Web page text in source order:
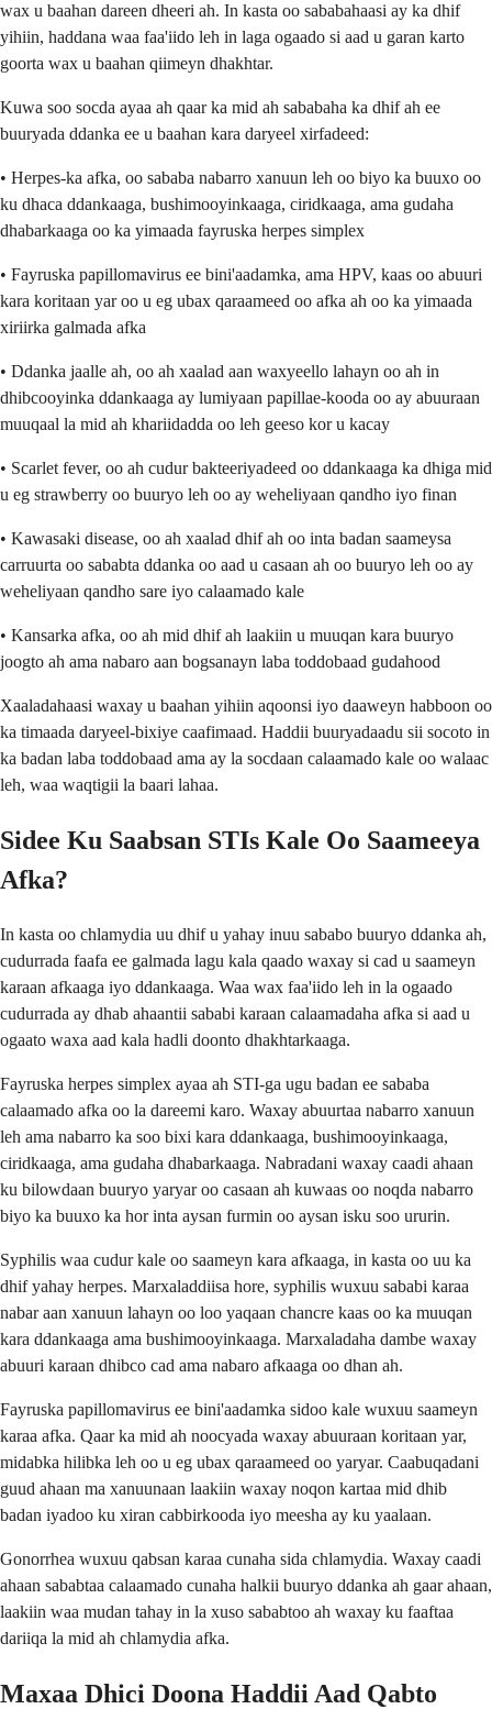
wax u baahan dareen dheeri ah. In kasta oo sababahaasi ay ka dhif
yihiin, haddana waa faa'iido leh in laga ogaado si aad u garan karto
goorta wax u baahan qiimeyn dhakhtar.
Kuwa soo socda ayaa ah qaar ka mid ah sababaha ka dhif ah ee
buuryada ddanka ee u baahan kara daryeel xirfadeed:
• Herpes-ka afka, oo sababa nabarro xanuun leh oo biyo ka buuxo oo
ku dhaca ddankaaga, bushimooyinkaaga, ciridkaaga, ama gudaha
dhabarkaaga oo ka yimaada fayruska herpes simplex
• Fayruska papillomavirus ee bini'aadamka, ama HPV, kaas oo abuuri
kara koritaan yar oo u eg ubax qaraameed oo afka ah oo ka yimaada
xiriirka galmada afka
• Ddanka jaalle ah, oo ah xaalad aan waxyeello lahayn oo ah in
dhibcooyinka ddankaaga ay lumiyaan papillae-kooda oo ay abuuraan
muuqaal la mid ah khariidadda oo leh geeso kor u kacay
• Scarlet fever, oo ah cudur bakteeriyadeed oo ddankaaga ka dhiga mid
u eg strawberry oo buuryo leh oo ay weheliyaan qandho iyo finan
• Kawasaki disease, oo ah xaalad dhif ah oo inta badan saameysa
carruurta oo sababta ddanka oo aad u casaan ah oo buuryo leh oo ay
weheliyaan qandho sare iyo calaamado kale
• Kansarka afka, oo ah mid dhif ah laakiin u muuqan kara buuryo
joogto ah ama nabaro aan bogsanayn laba toddobaad gudahood
Xaaladahaasi waxay u baahan yihiin aqoonsi iyo daaweyn habboon oo
ka timaada daryeel-bixiye caafimaad. Haddii buuryadaadu sii socoto in
ka badan laba toddobaad ama ay la socdaan calaamado kale oo walaac
leh, waa waqtigii la baari lahaa.
Sidee Ku Saabsan STIs Kale Oo Saameeya
Afka?
In kasta oo chlamydia uu dhif u yahay inuu sababo buuryo ddanka ah,
cudurrada faafa ee galmada lagu kala qaado waxay si cad u saameyn
karaan afkaaga iyo ddankaaga. Waa wax faa'iido leh in la ogaado
cudurrada ay dhab ahaantii sababi karaan calaamadaha afka si aad u
ogaato waxa aad kala hadli doonto dhakhtarkaaga.
Fayruska herpes simplex ayaa ah STI-ga ugu badan ee sababa
calaamado afka oo la dareemi karo. Waxay abuurtaa nabarro xanuun
leh ama nabarro ka soo bixi kara ddankaaga, bushimooyinkaaga,
ciridkaaga, ama gudaha dhabarkaaga. Nabradani waxay caadi ahaan
ku bilowdaan buuryo yaryar oo casaan ah kuwaas oo noqda nabarro
biyo ka buuxo ka hor inta aysan furmin oo aysan isku soo ururin.
Syphilis waa cudur kale oo saameyn kara afkaaga, in kasta oo uu ka
dhif yahay herpes. Marxaladdiisa hore, syphilis wuxuu sababi karaa
nabar aan xanuun lahayn oo loo yaqaan chancre kaas oo ka muuqan
kara ddankaaga ama bushimooyinkaaga. Marxaladaha dambe waxay
abuuri karaan dhibco cad ama nabaro afkaaga oo dhan ah.
Fayruska papillomavirus ee bini'aadamka sidoo kale wuxuu saameyn
karaa afka. Qaar ka mid ah noocyada waxay abuuraan koritaan yar,
midabka hilibka leh oo u eg ubax qaraameed oo yaryar. Caabuqadani
guud ahaan ma xanuunaan laakiin waxay noqon kartaa mid dhib
badan iyadoo ku xiran cabbirkooda iyo meesha ay ku yaalaan.
Gonorrhea wuxuu qabsan karaa cunaha sida chlamydia. Waxay caadi
ahaan sababtaa calaamado cunaha halkii buuryo ddanka ah gaar ahaan,
laakiin waa mudan tahay in la xuso sababtoo ah waxay ku faaftaa
dariiqa la mid ah chlamydia afka.
Maxaa Dhici Doona Haddii Aad Qabto